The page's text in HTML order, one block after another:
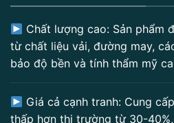
Chất lượng cao: Sản phẩm
từ chất liệu vải, đường may,
bảo độ bền và tính thẩm mỹ
Giá cả cạnh tranh: Cung
thấp hơn thị trường từ 30-